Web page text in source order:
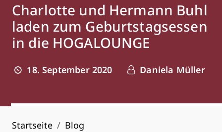
Charlotte und Hermann Buhl
laden zum Geburtstagsessen
in die HOGALOUNGE
18. September 2020 Daniela Müller
Startseite
Blog